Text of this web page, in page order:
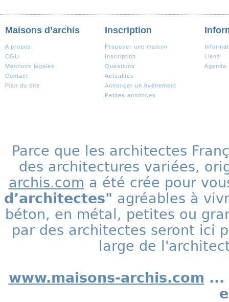
Maisons d’archis
A propos
CGU
Mentions légales
Contact
Plan du site
Inscription
Proposer une maison
Inscription
Questions
Actualités
Annoncer un événement
Petites annonces
Liens
Agenda
Parce que les architectes
des architectures variées,
archis.com a été crée pour
d’architectes" agréables à
béton, en métal, petites ou
par des architectes seront ici
large de
www.maisons-archis.com ...